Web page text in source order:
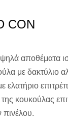
CON
αποθέματα
με δακτύλιο
κουκούλας
πινέλου.